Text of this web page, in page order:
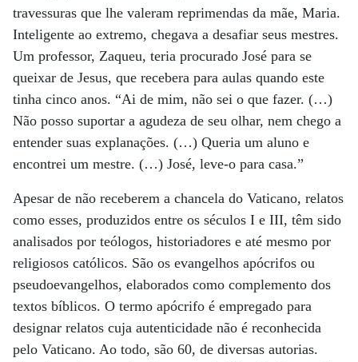
travessuras que lhe valeram reprimendas da mãe, Maria.
Inteligente ao extremo, chegava a desafiar seus mestres.
Um professor, Zaqueu, teria procurado José para se
queixar de Jesus, que recebera para aulas quando este
tinha cinco anos. “Ai de mim, não sei o que fazer. (…)
Não posso suportar a agudeza de seu olhar, nem chego a
entender suas explanações. (…) Queria um aluno e
encontrei um mestre. (…) José, leve-o para casa.”
Apesar de não receberem a chancela do Vaticano, relatos
como esses, produzidos entre os séculos I e III, têm sido
analisados por teólogos, historiadores e até mesmo por
religiosos católicos. São os evangelhos apócrifos ou
pseudoevangelhos, elaborados como complemento dos
textos bíblicos. O termo apócrifo é empregado para
designar relatos cuja autenticidade não é reconhecida
pelo Vaticano. Ao todo, são 60, de diversas autorias.